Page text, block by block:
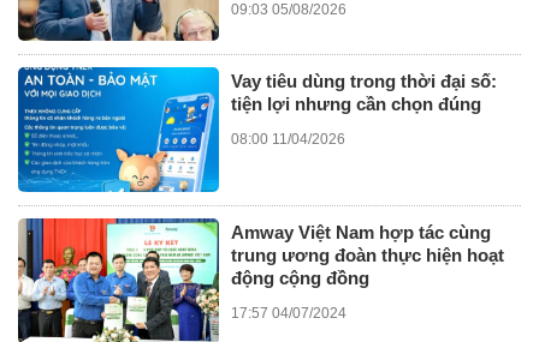
09:03 05/08/2026
Vay tiêu dùng trong thời đại số:
tiện lợi nhưng cần chọn đúng
08:00 11/04/2026
Amway Việt Nam hợp tác cùng
trung ương đoàn thực hiện hoạt
động cộng đồng
17:57 04/07/2024